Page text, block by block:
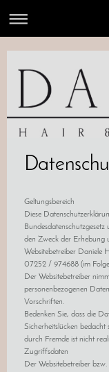
Geltungsbereich
Diese
den Zweck der Erhebung
Websitebetreiber Daniele
07252 / 974688 (im
Der Websitebetreiber
personenbezogenen
Vorschriften.
Bedenken Sie, dass die
Sicherheitslücken
durch Fremde ist nicht
Zugriffsdaten
Der Websitebetreiber